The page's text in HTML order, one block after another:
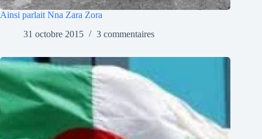
Ainsi parlait Nna Zara Zora
31 octobre 2015
3 commentaires